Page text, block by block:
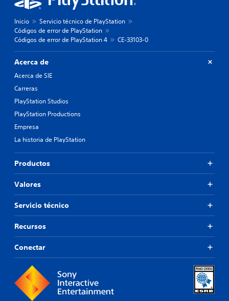
Inicio
Servicio técnico de PlayStation
Códigos de error de PlayStation
Códigos de error de PlayStation 4
CE-33103-0
Acerca de
Acerca de SIE
Carreras
PlayStation Studios
PlayStation Productions
Empresa
La historia de PlayStation
Productos
Valores
Servicio técnico
Recursos
Conectar